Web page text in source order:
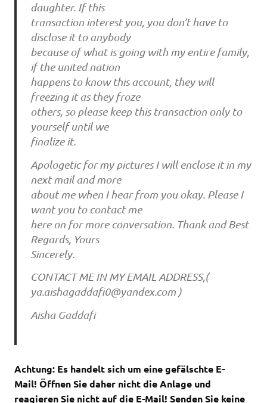
daughter. If this
transaction interest you, you don’t have to
disclose it to anybody
because of what is going with my entire family,
if the united nation
happens to know this account, they will
freezing it as they froze
others, so please keep this transaction only to
yourself until we
finalize it.
Apologetic for my pictures I will enclose it in my
next mail and more
about me when I hear from you okay. Please I
want you to contact me
here on for more conversation. Thank and Best
Regards, Yours
Sincerely.
CONTACT ME IN MY EMAIL ADDRESS,(
ya.aishagaddafi0@yandex.com)
Aisha Gaddafi
Achtung: Es handelt sich um eine gefälschte E-
Mail! Öffnen Sie daher nicht die Anlage und
reagieren Sie nicht auf die E-Mail! Senden Sie keine